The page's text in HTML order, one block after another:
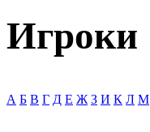
Игроки
А Б В Г Д Е Ж З И К Л М